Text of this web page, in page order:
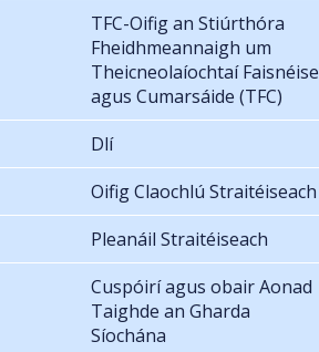
TFC-Oifig an Stiúrthóra
Fheidhmeannaigh um
Theicneolaíochtaí Faisnéise
agus Cumarsáide (TFC)
Dlí
Oifig Claochlú Straitéiseach
Pleanáil Straitéiseach
Cuspóirí agus obair Aonad
Taighde an Gharda
Síochána